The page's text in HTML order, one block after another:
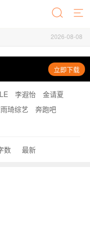
2026-08-08
立即下载
李遐怡
金请夏
琦综艺
奔跑吧
数 最新